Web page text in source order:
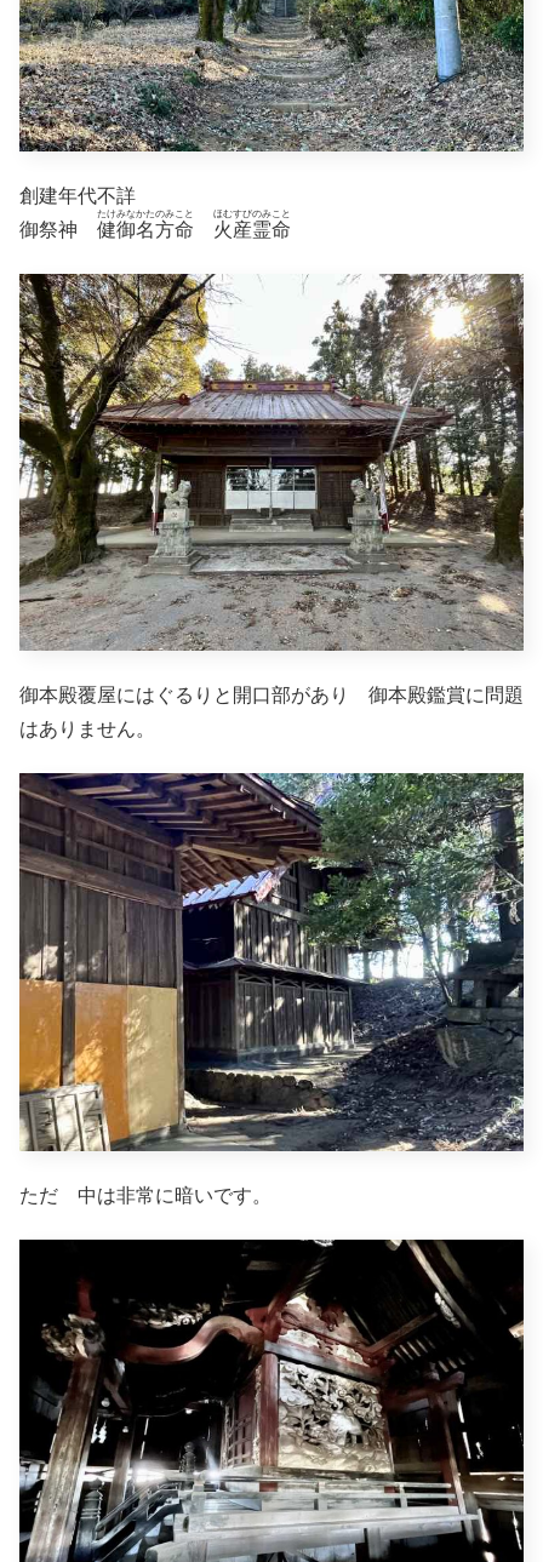
創建年代不詳
御祭神 健御名方命
たけみなかたのみこと
火産霊命
ほむすびのみこと
御本殿覆屋にはぐるりと開口部があり 御本殿鑑賞に問題
はありません。
ただ 中は非常に暗いです。